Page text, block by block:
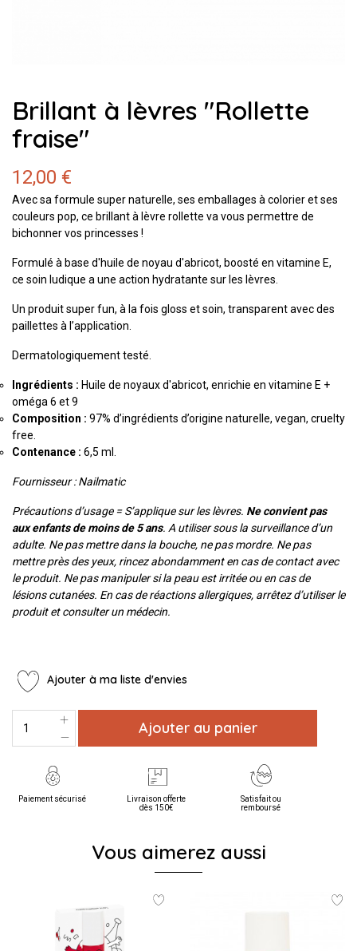
Brillant à lèvres "Rollette
fraise"
12,00 €
Avec sa formule super naturelle, ses emballages à colorier et ses
couleurs pop, ce brillant à lèvre rollette va vous permettre de
bichonner vos princesses !
Formulé à base d'huile de noyau d'abricot, boosté en vitamine E,
ce soin ludique a une action hydratante sur les lèvres.
Un produit super fun, à la fois gloss et soin, transparent avec des
paillettes à l’application.
Dermatologiquement testé.
Ingrédients : Huile de noyaux d'abricot, enrichie en vitamine E +
oméga 6 et 9
Composition : 97% d’ingrédients d’origine naturelle, vegan, cruelty
free.
Contenance : 6,5 ml.
Fournisseur : Nailmatic
Précautions d’usage = S’applique sur les lèvres. Ne convient pas
aux enfants de moins de 5 ans. A utiliser sous la surveillance d’un
adulte. Ne pas mettre dans la bouche, ne pas mordre. Ne pas
mettre près des yeux, rincez abondamment en cas de contact avec
le produit. Ne pas manipuler si la peau est irritée ou en cas de
lésions cutanées. En cas de réactions allergiques, arrêtez d’utiliser le
produit et consulter un médecin.
Ajouter à ma liste d'envies
Ajouter au panier
Paiement sécurisé
Livraison offerte
dès 150€
Satisfait ou
remboursé
Vous aimerez aussi